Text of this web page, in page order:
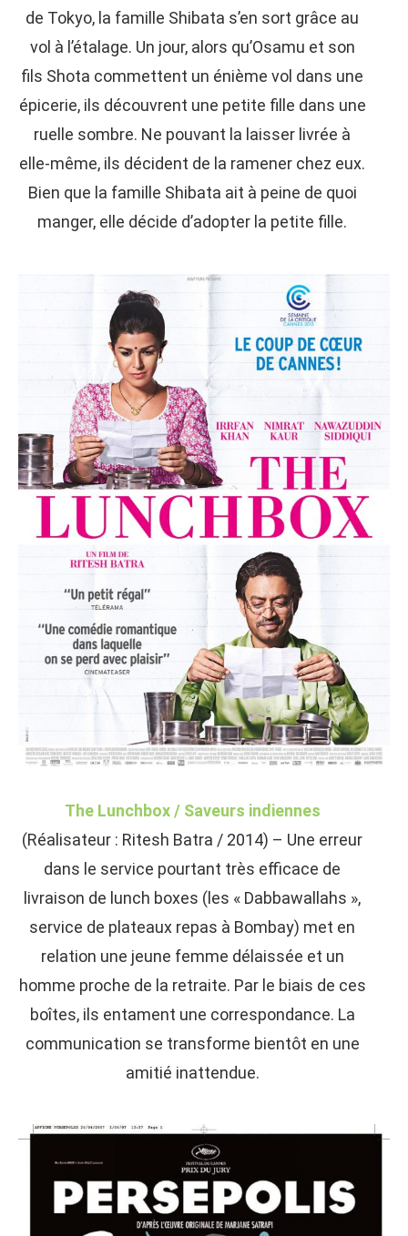
de Tokyo, la famille Shibata s’en sort grâce au
vol à l’étalage. Un jour, alors qu’Osamu et son
fils Shota commettent un énième vol dans une
épicerie, ils découvrent une petite fille dans une
ruelle sombre. Ne pouvant la laisser livrée à
elle-même, ils décident de la ramener chez eux.
Bien que la famille Shibata ait à peine de quoi
manger, elle décide d’adopter la petite fille.
The Lunchbox / Saveurs indiennes
(Réalisateur : Ritesh Batra / 2014) – Une erreur
dans le service pourtant très efficace de
livraison de lunch boxes (les « Dabbawallahs »,
service de plateaux repas à Bombay) met en
relation une jeune femme délaissée et un
homme proche de la retraite. Par le biais de ces
boîtes, ils entament une correspondance. La
communication se transforme bientôt en une
amitié inattendue.